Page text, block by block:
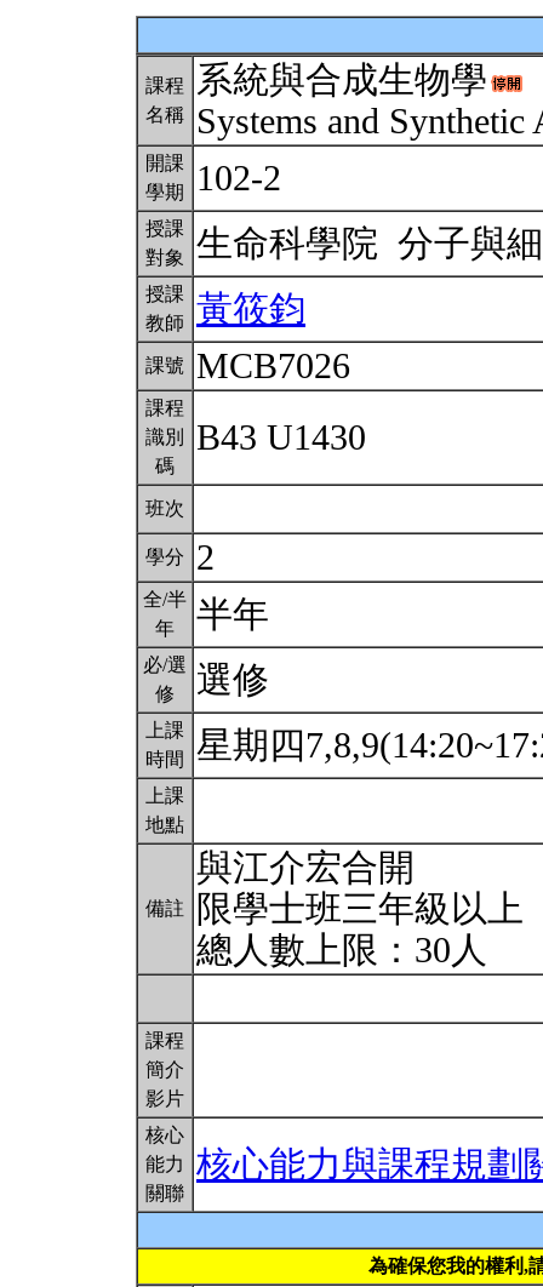
課程
名稱
系統與合成生物學
Systems and
開課
學期
102-2
授課
對象
生命科學院 分子與
授課
教師
黃筱鈞
課號 MCB7026
課程
識別
碼
B43 U1430
班次
學分 2
全/半
年
半年
必/選
修
選修
上課
時間
星期四
上課
地點
備註
與江介宏合開
限學士班三年級以上
總人數上限：30人
課程
簡介
影片
核心
能力
關聯
核心能力與課程規劃
為確保您我的權利,